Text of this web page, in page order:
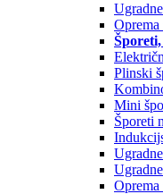
Oprema
Plinski
Mini
Šporeti
Oprema